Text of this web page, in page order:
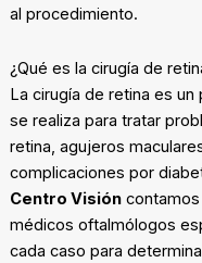
al procedimiento.
¿Qué es la cirugía de
La cirugía de retina es
se realiza para tratar
retina, agujeros
complicaciones por
Centro Visióncontamos
médicos oftalmólogos
cada caso para